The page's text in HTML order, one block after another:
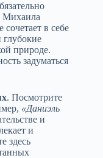
Михаила
в себе
глубокие
природе.
задуматься
. Посмотрите
«Даниэль
и
и
здесь